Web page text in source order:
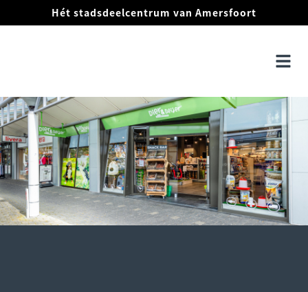
Hét stadsdeelcentrum van Amersfoort